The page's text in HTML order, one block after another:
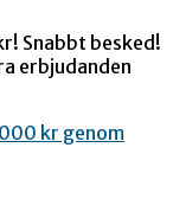
Snabbt besked!
erbjudanden